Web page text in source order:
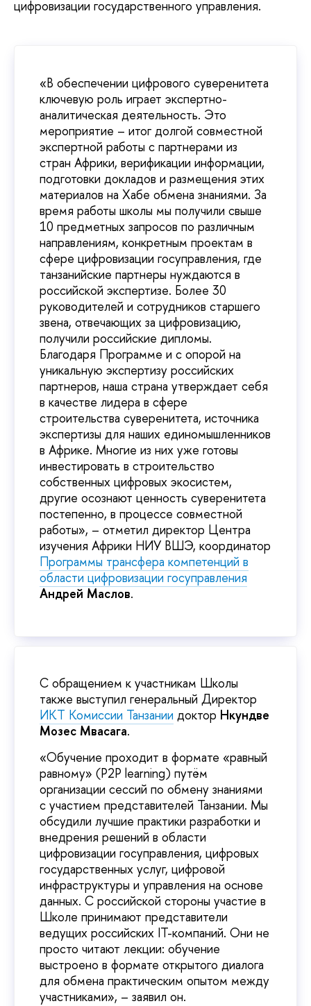
цифровизации государственного управления.
«В обеспечении цифрового суверенитета
ключевую роль играет экспертно-
аналитическая деятельность. Это
мероприятие – итог долгой совместной
экспертной работы с партнерами из
стран Африки, верификации информации,
подготовки докладов и размещения этих
материалов на Хабе обмена знаниями. За
время работы школы мы получили свыше
10 предметных запросов по различным
направлениям, конкретным проектам в
сфере цифровизации госуправления, где
танзанийские партнеры нуждаются в
российской экспертизе. Более 30
руководителей и сотрудников старшего
звена, отвечающих за цифровизацию,
получили российские дипломы.
Благодаря Программе и с опорой на
уникальную экспертизу российских
партнеров, наша страна утверждает себя
в качестве лидера в сфере
строительства суверенитета, источника
экспертизы для наших единомышленников
в Африке. Многие из них уже готовы
инвестировать в строительство
собственных цифровых экосистем,
другие осознают ценность суверенитета
постепенно, в процессе совместной
работы», – отметил директор Центра
изучения Африки НИУ ВШЭ, координатор
Программы трансфера компетенций в
области цифровизации госуправления
Андрей Маслов.
С обращением к участникам Школы
также выступил генеральный Директор
ИКТ Комиссии Танзании доктор Нкундве
Мозес Мвасага.
«Обучение проходит в формате «равный
равному» (P2P learning) путём
организации сессий по обмену знаниями
с участием представителей Танзании. Мы
обсудили лучшие практики разработки и
внедрения решений в области
цифровизации госуправления, цифровых
государственных услуг, цифровой
инфраструктуры и управления на основе
данных. С российской стороны участие в
Школе принимают представители
ведущих российских IT-компаний. Они не
просто читают лекции: обучение
выстроено в формате открытого диалога
для обмена практическим опытом между
участниками», – заявил он.